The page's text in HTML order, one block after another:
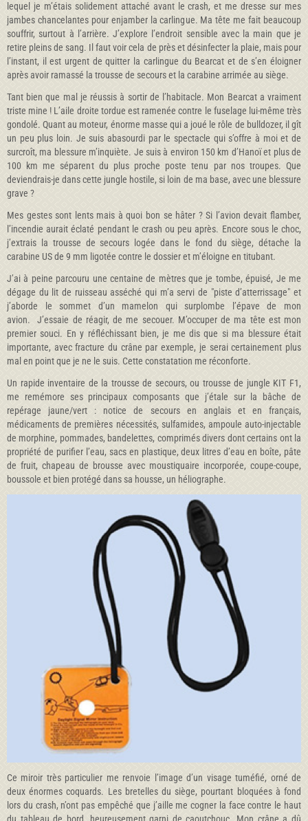
lequel je m’étais solidement attaché avant le crash, et me dresse sur mes
jambes chancelantes pour enjamber la carlingue. Ma tête me fait beaucoup
souffrir, surtout à l’arrière. J’explore l’endroit sensible avec la main que je
retire pleins de sang. Il faut voir cela de près et désinfecter la plaie, mais pour
l’instant, il est urgent de quitter la carlingue du Bearcat et de s’en éloigner
après avoir ramassé la trousse de secours et la carabine arrimée au siège.
Tant bien que mal je réussis à sortir de l’habitacle. Mon Bearcat a vraiment
triste mine ! L’aile droite tordue est ramenée contre le fuselage lui-même très
gondolé. Quant au moteur, énorme masse qui a joué le rôle de bulldozer, il gît
un peu plus loin. Je suis abasourdi par le spectacle qui s’offre à moi et de
surcroît, ma blessure m’inquiète. Je suis à environ 150 km d’Hanoï et plus de
100 km me séparent du plus proche poste tenu par nos troupes. Que
deviendrais-je dans cette jungle hostile, si loin de ma base, avec une blessure
grave ?
Mes gestes sont lents mais à quoi bon se hâter ? Si l’avion devait flamber,
l’incendie aurait éclaté pendant le crash ou peu après. Encore sous le choc,
j’extrais la trousse de secours logée dans le fond du siège, détache la
carabine US de 9 mm ligotée contre le dossier et m’éloigne en titubant.
J’ai à peine parcouru une centaine de mètres que je tombe, épuisé, Je me
dégage du lit de ruisseau asséché qui m’a servi de "piste d’atterrissage" et
j’aborde le sommet d’un mamelon qui surplombe l’épave de mon
avion. J’essaie de réagir, de me secouer. M’occuper de ma tête est mon
premier souci. En y réfléchissant bien, je me dis que si ma blessure était
importante, avec fracture du crâne par exemple, je serai certainement plus
mal en point que je ne le suis. Cette constatation me réconforte.
Un rapide inventaire de la trousse de secours, ou trousse de jungle KIT F1,
me remémore ses principaux composants que j’étale sur la bâche de
repérage jaune/vert : notice de secours en anglais et en français,
médicaments de premières nécessités, sulfamides, ampoule auto-injectable
de morphine, pommades, bandelettes, comprimés divers dont certains ont la
propriété de purifier l’eau, sacs en plastique, deux litres d’eau en boîte, pâte
de fruit, chapeau de brousse avec moustiquaire incorporée, coupe-coupe,
boussole et bien protégé dans sa housse, un héliographe.
Ce miroir très particulier me renvoie l’image d’un visage tuméfié, orné de
deux énormes coquards. Les bretelles du siège, pourtant bloquées à fond
lors du crash, n’ont pas empêché que j’aille me cogner la face contre le haut